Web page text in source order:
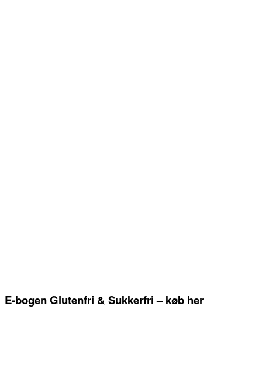
E-bogen Glutenfri & Sukkerfri – køb her